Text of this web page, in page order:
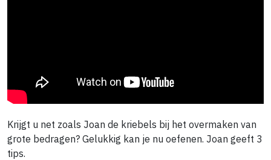
Krijgt u net zoals Joan de kriebels bij het overmaken van
grote bedragen? Gelukkig kan je nu oefenen. Joan geeft 3
tips.